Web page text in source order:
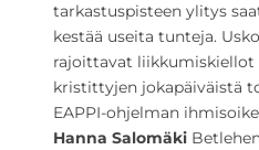
tarkastuspisteen ylitys
kestää useita tunteja.
rajoittavat liikkumiskiellot
kristittyjen jokapäiväistä
EAPPI-ohjelman
Hanna Salomäki